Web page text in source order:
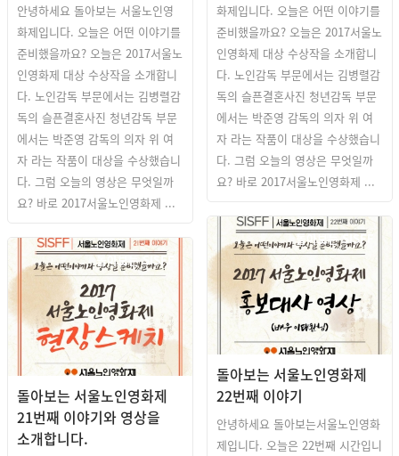
화제입니다. 오늘은 어떤 이야기를
준비했을까요? 오늘은 2017서울노
인영화제 대상 수상작을 소개합니
다. 노인감독 부문에서는 김병렬감
독의 슬픈결혼사진 청년감독 부문
에서는 박준영 감독의 의자 위 여
자 라는 작품이 대상을 수상했습니
다. 그럼 오늘의 영상은 무엇일까
요? 바로 2017서울노인영화제 ...
안녕하세요 돌아보는 서울노인영
화제입니다. 오늘은 어떤 이야기를
준비했을까요? 오늘은 2017서울노
인영화제 대상 수상작을 소개합니
다. 노인감독 부문에서는 김병렬감
독의 슬픈결혼사진 청년감독 부문
에서는 박준영 감독의 의자 위 여
자 라는 작품이 대상을 수상했습니
다. 그럼 오늘의 영상은 무엇일까
요? 바로 2017서울노인영화제 ...
돌아보는 SISFF
돌아보는 서울노인영화제
22번째 이야기
안녕하세요 돌아보는서울노인영화
제입니다. 오늘은 22번째 시간입니
돌아보는 SISFF
돌아보는 서울노인영화제
21번째 이야기와 영상을
소개합니다.